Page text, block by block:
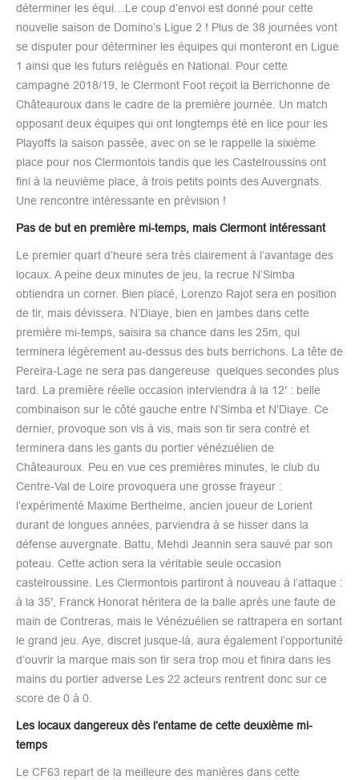
déterminer les équi…Le coup d’envoi est donné pour cette
nouvelle saison de Domino’s Ligue 2 ! Plus de 38 journées vont
se disputer pour déterminer les équipes qui monteront en Ligue
1 ainsi que les futurs relégués en National. Pour cette
campagne 2018/19, le Clermont Foot reçoit la Berrichonne de
Châteauroux dans le cadre de la première journée. Un match
opposant deux équipes qui ont longtemps été en lice pour les
Playoffs la saison passée, avec on se le rappelle la sixième
place pour nos Clermontois tandis que les Castelroussins ont
fini à la neuvième place, à trois petits points des Auvergnats.
Une rencontre intéressante en prévision !
Pas de but en première mi-temps, mais Clermont intéressant
Le premier quart d’heure sera très clairement à l’avantage des
locaux. A peine deux minutes de jeu, la recrue N’Simba
obtiendra un corner. Bien placé, Lorenzo Rajot sera en position
de tir, mais dévissera. N’Diaye, bien en jambes dans cette
première mi-temps, saisira sa chance dans les 25m, qui
terminera légèrement au-dessus des buts berrichons. La tête de
Pereira-Lage ne sera pas dangereuse quelques secondes plus
tard. La première réelle occasion interviendra à la 12′ : belle
combinaison sur le côté gauche entre N’Simba et N’Diaye. Ce
dernier, provoque son vis à vis, mais son tir sera contré et
terminera dans les gants du portier vénézuélien de
Châteauroux. Peu en vue ces premières minutes, le club du
Centre-Val de Loire provoquera une grosse frayeur :
l’expérimenté Maxime Berthelme, ancien joueur de Lorient
durant de longues années, parviendra à se hisser dans la
défense auvergnate. Battu, Mehdi Jeannin sera sauvé par son
poteau. Cette action sera la véritable seule occasion
castelroussine. Les Clermontois partiront à nouveau à l’attaque :
à la 35′, Franck Honorat héritera de la balle après une faute de
main de Contreras, mais le Vénézuélien se rattrapera en sortant
le grand jeu. Aye, discret jusque-là, aura également l’opportunité
d’ouvrir la marque mais son tir sera trop mou et finira dans les
mains du portier adverse Les 22 acteurs rentrent donc sur ce
score de 0 à 0.
Les locaux dangereux dès l’entame de cette deuxième mi-
temps
Le CF63 repart de la meilleure des manières dans cette